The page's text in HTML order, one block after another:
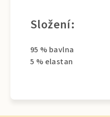
Složení:
95 % bavlna
5 % elastan